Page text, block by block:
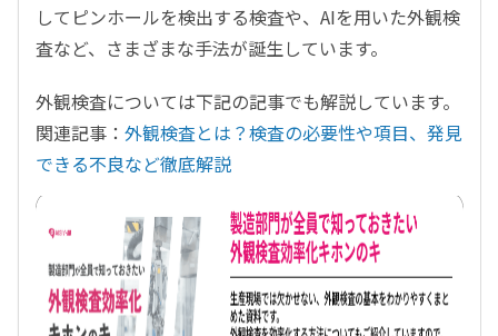
してピンホールを検出する検査や、AIを用いた外観検
査など、さまざまな手法が誕生しています。
外観検査については下記の記事でも解説しています。
関連記事： 外観検査とは？検査の必要性や項目、発見
できる不良など徹底解説